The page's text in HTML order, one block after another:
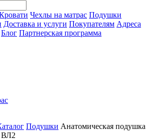
Чехлы на матрас Подушки
Доставка и услуги Покупателям Адреса
Блог Партнерская программа
Подушки Анатомическая подушка